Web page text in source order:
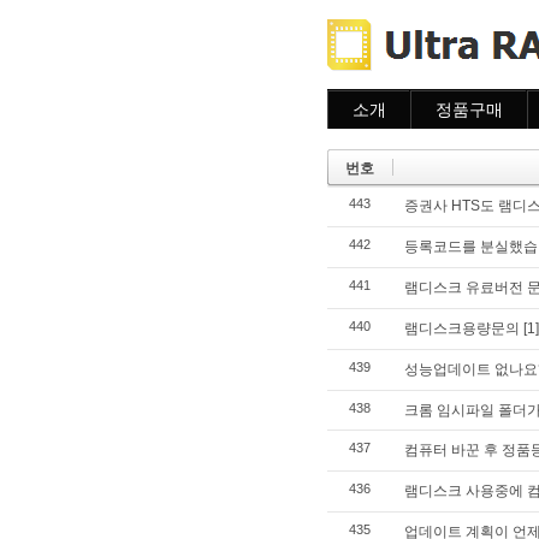
소개 정품구매
이용안내
번호
443 증권사 HTS도 램디
442 등록코드를 분실했
441 램디스크 유료버전
440 램디스크용량문의 [1]
439 성능업데이트 없나
438 크롬 임시파일 폴더
437 컴퓨터 바꾼 후 정품
436 램디스크 사용중에
435 업데이트 계획이 언